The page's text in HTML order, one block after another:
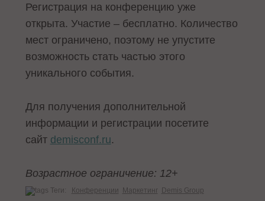
Регистрация на конференцию уже
открыта. Участие – бесплатно. Количество
мест ограничено, поэтому не упустите
возможность стать частью этого
уникального события.
Для получения дополнительной
информации и регистрации посетите
сайт demisconf.ru.
Возрастное ограничение: 12+
Теги: Конференции Маркетинг Demis Group